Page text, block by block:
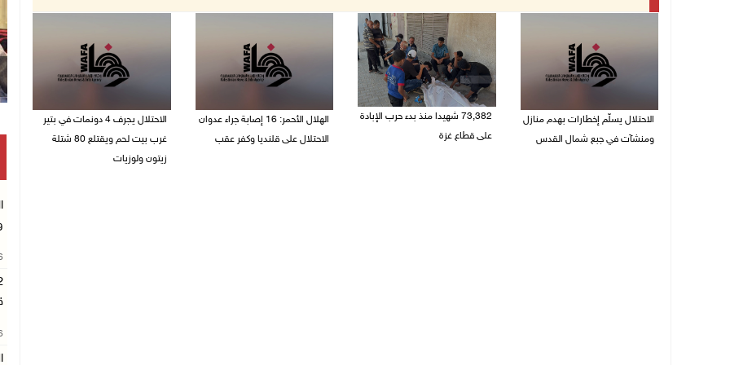
الاحتلال يسلّم إخطارات بهدم منازل
ومنشآت في جبع شمال القدس
73,382 شهيدا منذ بدء حرب الإبادة
على قطاع غزة
الهلال الأحمر: 16 إصابة جراء عدوان
الاحتلال على قلنديا وكفر عقب
الاحتلال يجرف 4 دونمات في بتير
غرب بيت لحم ويقتلع 80 شتلة
زيتون ولوزيات